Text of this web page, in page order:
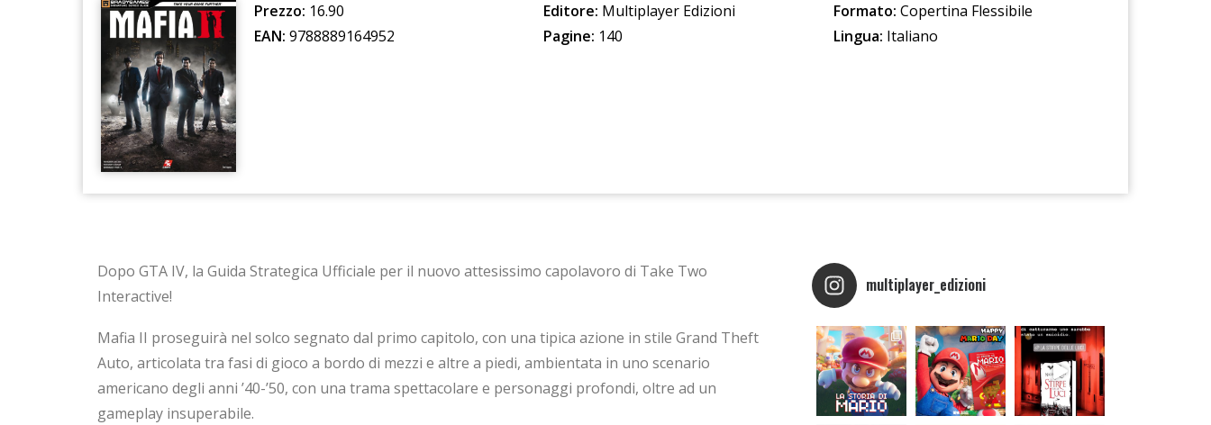
Prezzo: 16.90
EAN: 9788889164952
Editore: Multiplayer Edizioni
Pagine: 140
Formato: Copertina Flessibile
Lingua: Italiano
Dopo GTA IV, la Guida Strategica Ufficiale per il nuovo attesissimo capolavoro di Take Two
Interactive!
Mafia II proseguirà nel solco segnato dal primo capitolo, con una tipica azione in stile Grand Theft
Auto, articolata tra fasi di gioco a bordo di mezzi e altre a piedi, ambientata in uno scenario
americano degli anni ’40-’50, con una trama spettacolare e personaggi profondi, oltre ad un
gameplay insuperabile.
multiplayer_edizioni